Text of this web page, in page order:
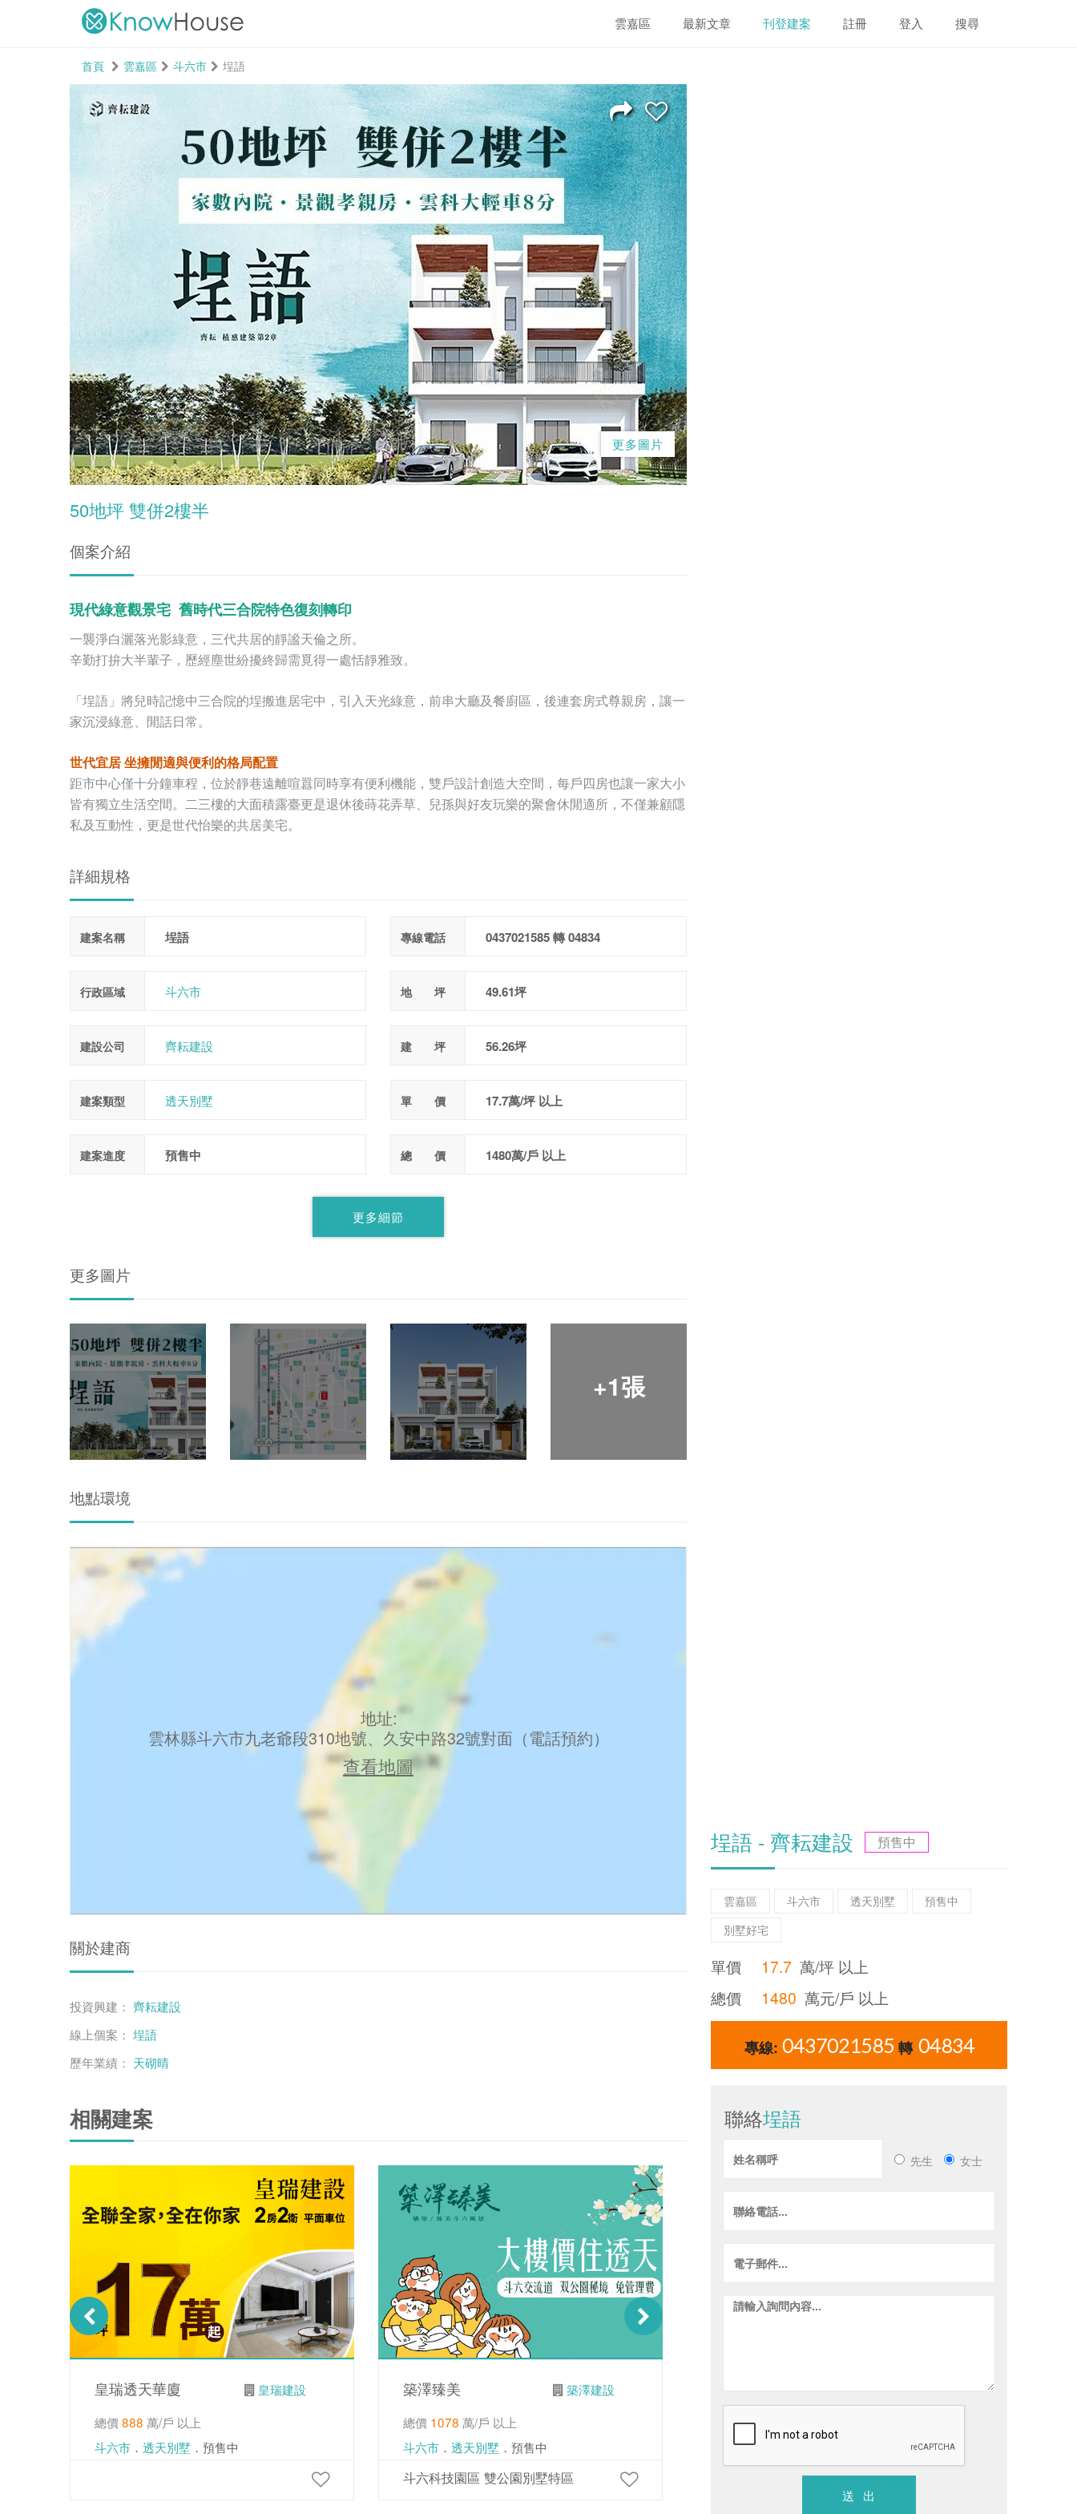
雲嘉區 最新文章 刊登建案 註冊 登入 搜尋
首頁 雲嘉區 斗六市 埕語
更多圖片
50地坪 雙併2樓半
個案介紹
現代綠意觀景宅 舊時代三合院特色復刻轉印
一襲淨白灑落光影綠意，三代共居的靜謐天倫之所。
辛勤打拚大半輩子，歷經塵世紛擾終歸需覓得一處恬靜雅致。
「埕語」將兒時記憶中三合院的埕搬進居宅中，引入天光綠意，前串大廳及餐廚區，後連套房式尊親房，讓一
家沉浸綠意、閒話日常。
世代宜居 坐擁閒適與便利的格局配置
距市中心僅十分鐘車程，位於靜巷遠離喧囂同時享有便利機能，雙戶設計創造大空間，每戶四房也讓一家大小
皆有獨立生活空間。二三樓的大面積露臺更是退休後蒔花弄草、兒孫與好友玩樂的聚會休閒適所，不僅兼顧隱
私及互動性，更是世代怡樂的共居美宅。
詳細規格
建案名稱 埕語
行政區域 斗六市
建設公司 齊耘建設
建案類型 透天別墅
建案進度 預售中
專線電話 0437021585 轉 04834
地 坪 49.61坪
建 坪 56.26坪
單 價 17.7萬/坪 以上
總 價 1480萬/戶 以上
更多細節
更多圖片
+1張
地點環境
地址:
雲林縣斗六市九老爺段310地號、久安中路32號對面（電話預約）
查看地圖
關於建商
投資興建： 齊耘建設
線上個案： 埕語
歷年業績： 天砌晴
相關建案
皇瑞透天華廈
皇瑞建設
總價888 萬/戶 以上
斗六市 ． 透天別墅 ．預售中
築澤臻美
築澤建設
總價 1078 萬/戶 以上
斗六市 ． 透天別墅 ．預售中
斗六科技園區 雙公園別墅特區
總價1188
斗六市．
北斗市心別墅 幸福成家
埕語 - 齊耘建設 預售中
雲嘉區 斗六市 透天別墅
預售中
別墅好宅
單價 17.7 萬/坪 以上
總價
1480 萬元/戶 以上
專線: 0437021585 轉 04834
聯絡埕語
先生 女士
送 出